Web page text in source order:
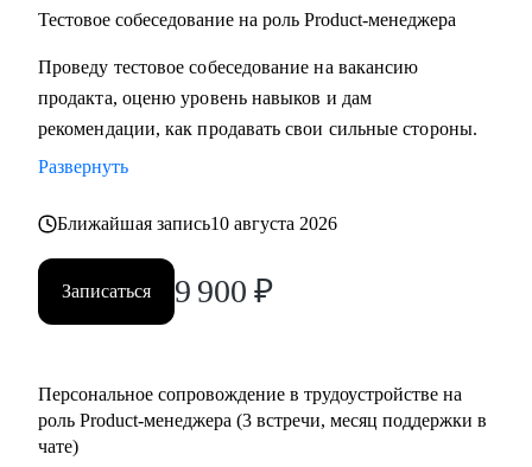
Тестовое собеседование на роль Product-менеджера
Проведу тестовое собеседование на вакансию
продакта, оценю уровень навыков и дам
рекомендации, как продавать свои сильные стороны.
Развернуть
Ближайшая запись10 августа 2026
Записаться 9 900 ₽
Персональное сопровождение в трудоустройстве на
роль Product-менеджера (3 встречи, месяц поддержки в
чате)